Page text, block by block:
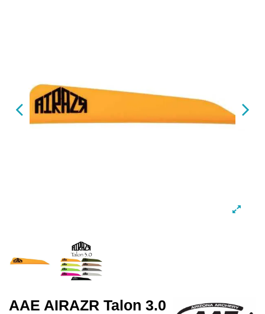
AAE AIRAZR Talon 3.0